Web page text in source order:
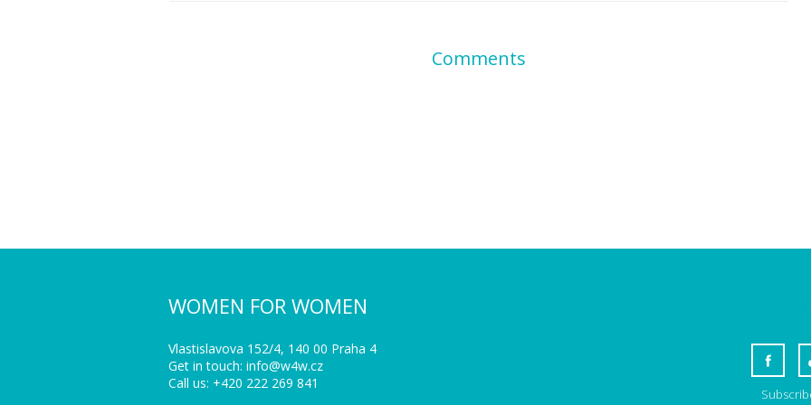
Comments
WOMEN FOR WOMEN
Vlastislavova 152/4, 140 00 Praha 4
Get in touch: info@w4w.cz
Call us: +420 222 269 841